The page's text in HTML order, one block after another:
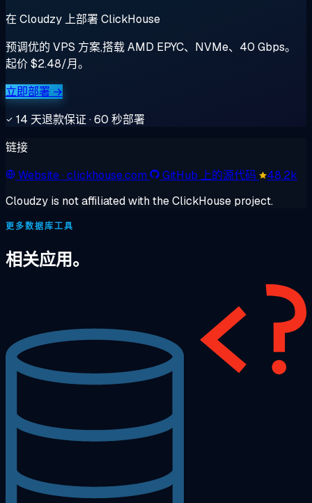
在 Cloudzy 上部署 ClickHouse
预调优的 VPS 方案,搭载 AMD EPYC、NVMe、40 Gbps。
起价 $2.48/月。
立即部署 →
14 天退款保证 · 60 秒部署
链接
Website· clickhouse.com GitHub 上的源代码
48.2k
Cloudzy is not affiliated with the ClickHouse project.
更多数据库工具
相关应用。